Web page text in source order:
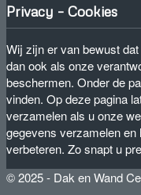
Privacy – Cookies
Wij zijn er van bewust
dan ook als onze
beschermen. Onder de
vinden. Op deze pagina
verzamelen als u onze
gegevens verzamelen
verbeteren. Zo snapt u
© 2025 - Dak en Wand